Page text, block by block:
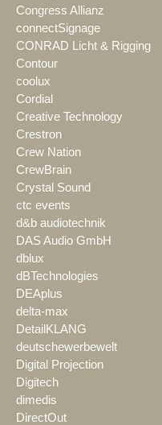
Congress Allianz
connectSignage
CONRAD Licht & Rigging
Contour
coolux
Cordial
Creative Technology
Crestron
Crew Nation
CrewBrain
Crystal Sound
ctc events
d&b audiotechnik
DAS Audio GmbH
dblux
dBTechnologies
DEAplus
delta-max
DetailKLANG
deutschewerbewelt
Digital Projection
Digitech
dimedis
DirectOut